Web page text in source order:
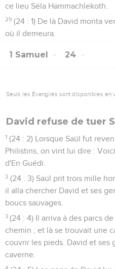
ce lieu Séla Hammachlekoth.
29 (24 : 1) De là David monta
où il demeura.
1 Samuel 24
Seuls les Évangiles sont disponibles en
David refuse de tuer
1 (24 : 2) Lorsque Saül fut
Philistins, on vint lui dire :
d'En Guédi.
2 (24 : 3) Saül prit trois mille
il alla chercher David et ses
boucs sauvages.
3 (24 : 4) Il arriva à des parcs
chemin ; et là se trouvait une
couvrir les pieds. David et ses
caverne.
4